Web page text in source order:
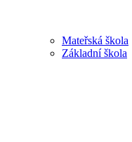
Mateřská škola
Základní škola